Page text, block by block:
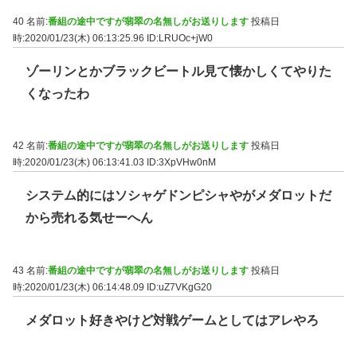
40 名前:番組の途中ですが翡翠の名無しがお送りします 投稿日
時:2020/01/23(木) 06:13:25.96 ID:LRUOc+jW0
ゾーリンとかブラックビートル見て懐かしくてやりた
くなったわ
42 名前:番組の途中ですが翡翠の名無しがお送りします 投稿日
時:2020/01/23(木) 06:13:41.03
ID:3XpVHw0nM
システム的にはソシャゲドンピシャやがメダロットだ
から売れる気せーへん
43 名前:番組の途中ですが翡翠の名無しがお送りします 投稿日
時:2020/01/23(木) 06:14:48.09 ID:uZ7VKgG20
メダロット好きやけど対戦ゲームとしてはアレやろ